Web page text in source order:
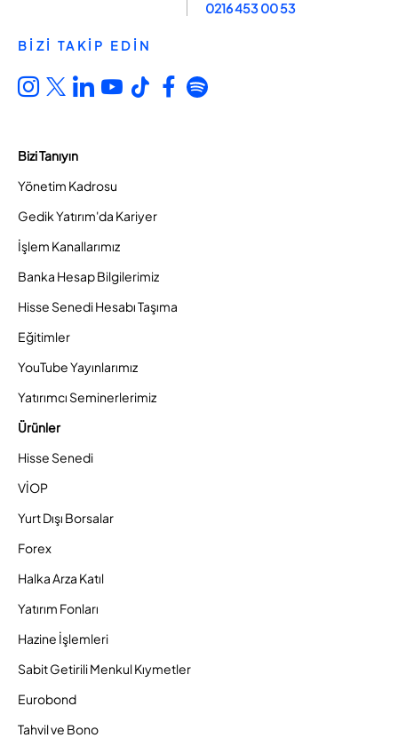
0216 453 00 53
BİZİ TAKİP EDİN
Bizi Tanıyın
Yönetim Kadrosu
Gedik Yatırım'da Kariyer
İşlem Kanallarımız
Banka Hesap Bilgilerimiz
Hisse Senedi Hesabı Taşıma
Eğitimler
YouTube Yayınlarımız
Yatırımcı Seminerlerimiz
Ürünler
Hisse Senedi
VİOP
Yurt Dışı Borsalar
Forex
Halka Arza Katıl
Yatırım Fonları
Hazine İşlemleri
Sabit Getirili Menkul Kıymetler
Eurobond
Tahvil ve Bono